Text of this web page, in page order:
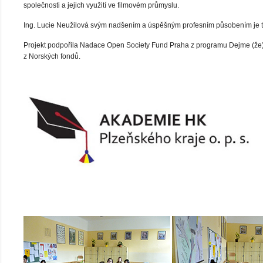
společnosti a jejich využití ve filmovém průmyslu.
Ing. Lucie Neužilová svým nadšením a úspěšným profesním působením
Projekt podpořila Nadace Open Society Fund Praha z programu Dejme
z Norských fondů.